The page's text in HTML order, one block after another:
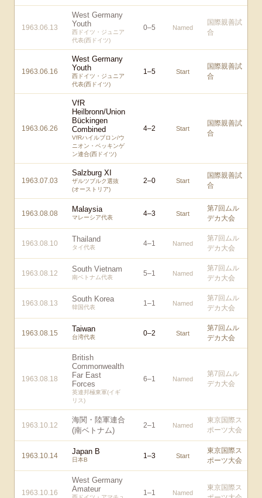
1963.06.13
West Germany
Youth
西ドイツ・ジュニア
代表(西ドイツ)
0–5 Named
国際親善試
合
1963.06.16
West Germany
Youth
西ドイツ・ジュニア
代表(西ドイツ)
1–5 Start
国際親善試
合
1963.06.26
VfR
Heilbronn/Union
Bückingen
Combined
VfRハイルブロン/ウ
ニオン・ベッキンゲ
ン連合(西ドイツ)
4–2 Start
国際親善試
合
1963.07.03
Salzburg XI
ザルツブルク選抜
(オーストリア)
2–0 Start
国際親善試
合
1963.08.08 Malaysia
マレーシア代表 4–3 Start
第7回ムル
デカ大会
1963.08.10 Thailand
タイ代表 4–1 Named
第7回ムル
デカ大会
1963.08.12 South Vietnam
南ベトナム代表 5–1 Named
第7回ムル
デカ大会
1963.08.13 South Korea
韓国代表 1–1 Named
第7回ムル
デカ大会
1963.08.15 Taiwan
台湾代表 0–2 Start
第7回ムル
デカ大会
1963.08.18
British
Commonwealth
Far East
Forces
英連邦極東軍(イギ
リス)
6–1 Named
第7回ムル
デカ大会
1963.10.12
海関・陸軍連合
(南ベトナム)
2–1 Named
東京国際ス
ポーツ大会
1963.10.14 Japan B
日本B 1–3 Start
東京国際ス
ポーツ大会
1963.10.16
West Germany
Amateur
1–1 Named
東京国際ス